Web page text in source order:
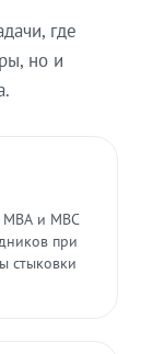
где
но и
МВА и МВС
при
стыковки